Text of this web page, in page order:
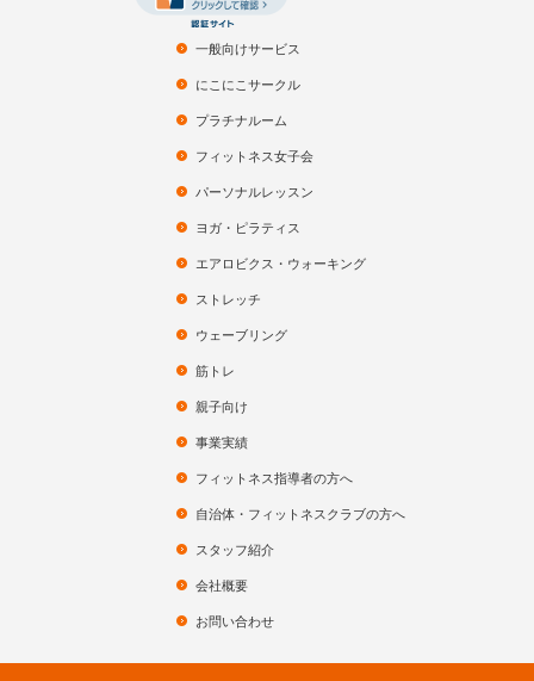
一般向けサービス
にこにこサークル
プラチナルーム
フィットネス女子会
パーソナルレッスン
ヨガ・ピラティス
エアロビクス・ウォーキング
ストレッチ
ウェーブリング
筋トレ
親子向け
事業実績
フィットネス指導者の方へ
自治体・フィットネスクラブの方へ
スタッフ紹介
会社概要
お問い合わせ